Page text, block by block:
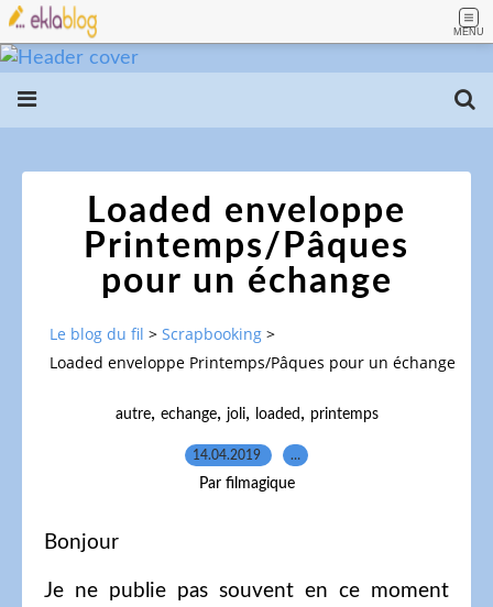
MENU
Loaded enveloppe
Printemps/Pâques
pour un échange
Le blog du fil > Scrapbooking >
Loaded enveloppe Printemps/Pâques pour un échange
autre, echange, joli, loaded , printemps
14.04.2019 …
Par filmagique
Bonjour
Je ne publie pas souvent en ce moment